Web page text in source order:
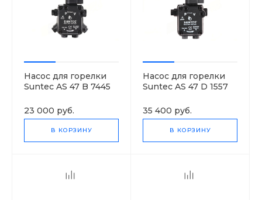
Насос для горелки
Suntec AS 47 B 7445
23 000 руб.
В КОРЗИНУ
Насос для горелки
Suntec AS 47 D 1557
35 400 руб.
В КОРЗИНУ